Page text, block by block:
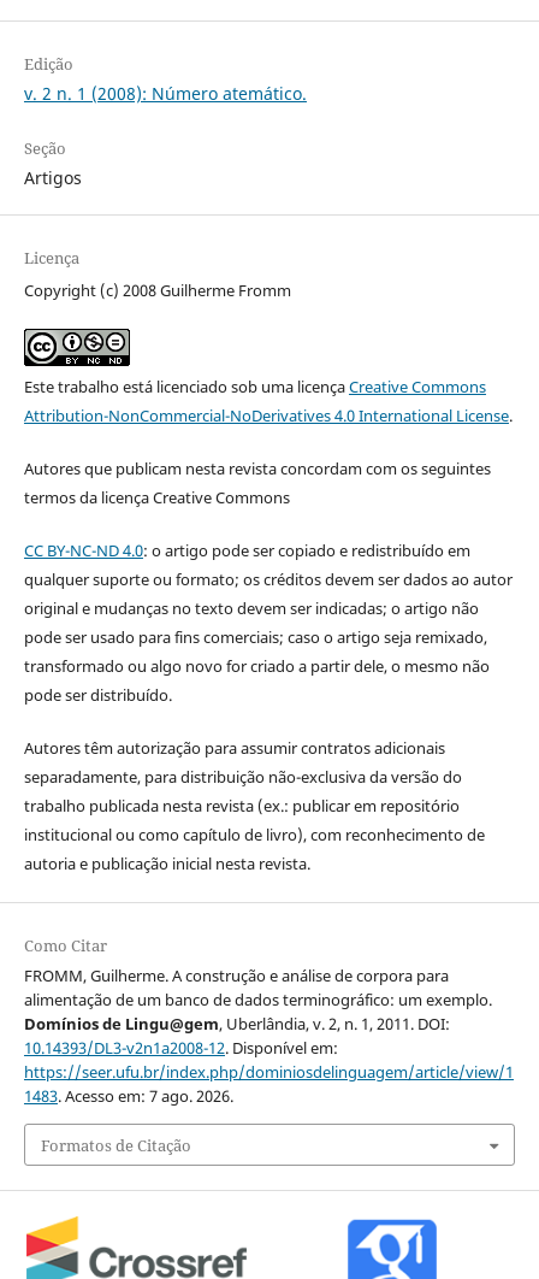
Edição
v. 2 n. 1 (2008): Número atemático.
Seção
Artigos
Licença
Copyright (c) 2008 Guilherme Fromm
Este trabalho está licenciado sob uma licençaCreative Commons
Attribution-NonCommercial-NoDerivatives 4.0 International License.
Autores que publicam nesta revista concordam com os seguintes
termos da licença Creative Commons
CC BY-NC-ND 4.0: o artigo pode ser copiado e redistribuído em
qualquer suporte ou formato; os créditos devem ser dados ao autor
original e mudanças no texto devem ser indicadas; o artigo não
pode ser usado para fins comerciais; caso o artigo seja remixado,
transformado ou algo novo for criado a partir dele, o mesmo não
pode ser distribuído.
Autores têm autorização para assumir contratos adicionais
separadamente, para distribuição não-exclusiva da versão do
trabalho publicada nesta revista (ex.: publicar em repositório
institucional ou como capítulo de livro), com reconhecimento de
autoria e publicação inicial nesta revista.
Como Citar
FROMM, Guilherme. A construção e análise de corpora para
alimentação de um banco de dados terminográfico: um exemplo.
Domínios de Lingu@gem, Uberlândia, v. 2, n. 1, 2011. DOI:
10.14393/DL3-v2n1a2008-12. Disponível em:
https://seer.ufu.br/index.php/dominiosdelinguagem/article/view/1
1483. Acesso em: 7 ago. 2026.
Formatos de Citação